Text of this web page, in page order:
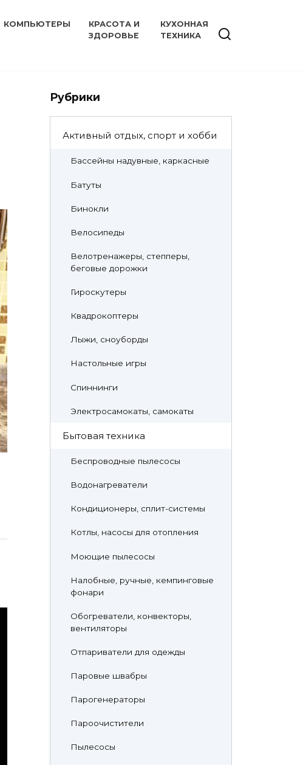
КОМПЬЮТЕРЫ
КРАСОТА И
ЗДОРОВЬЕ
КУХОННАЯ
ТЕХНИКА
Рубрики
Активный отдых, спорт и хобби
Бассейны надувные, каркасные
Батуты
Бинокли
Велосипеды
Велотренажеры, степперы,
беговые дорожки
Гироскутеры
Квадрокоптеры
Лыжи, сноуборды
Настольные игры
Спиннинги
Электросамокаты, самокаты
Бытовая техника
Беспроводные пылесосы
Водонагреватели
Кондиционеры, сплит-системы
Котлы, насосы для отопления
Моющие пылесосы
Налобные, ручные, кемпинговые
фонари
Обогреватели, конвекторы,
вентиляторы
Отпариватели для одежды
Паровые швабры
Парогенераторы
Пароочистители
Пылесосы